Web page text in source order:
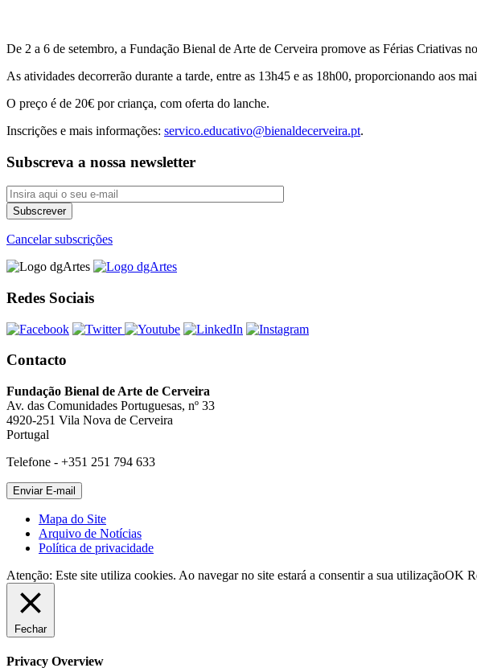
De 2 a 6 de setembro, a Fundação Bienal de Arte de Cerveira promove as Férias Criativas
As atividades decorrerão durante a tarde, entre as 13h45 e as 18h00, proporcionando aos
O preço é de 20€ por criança, com oferta do lanche.
Inscrições e mais informações: servico.educativo@bienaldecerveira.pt.
Subscreva a nossa newsletter
Cancelar subscrições
Redes Sociais
Contacto
Fundação Bienal de Arte de Cerveira
Av. das Comunidades Portuguesas, nº 33
4920-251 Vila Nova de Cerveira
Portugal
Telefone - +351 251 794 633
Mapa do Site
Arquivo de Notícias
Política de privacidade
Atenção: Este site utiliza cookies. Ao navegar no site estará a consentir a sua utilizaçãoOK
Fechar
Privacy Overview